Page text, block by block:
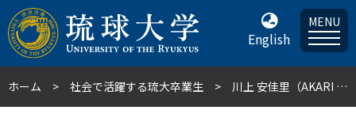
English
MENU
ホーム 社会で活躍する琉大卒業生 川上 安佳里（AKARI KAWAKAMI）